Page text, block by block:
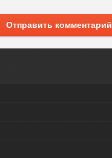
Отправить комментарий